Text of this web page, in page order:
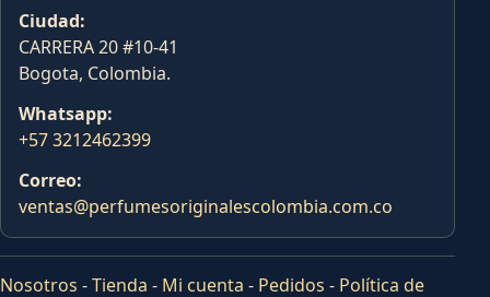
Ciudad:
CARRERA 20 #10-41
Bogota, Colombia.
Whatsapp:
+57 3212462399
Correo:
ventas@perfumesoriginalescolombia.com.co
Nosotros -Tienda - Mi cuenta - Pedidos - Política de